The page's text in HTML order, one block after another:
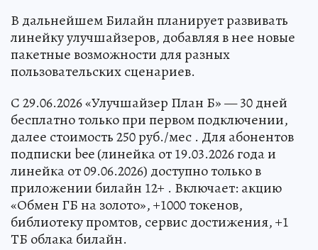
В дальнейшем Билайн планирует развивать
линейку улучшайзеров, добавляя в нее новые
пакетные возможности для разных
пользовательских сценариев.
С 29.06.2026 «Улучшайзер План Б» — 30 дней
бесплатно только при первом подключении,
далее стоимость 250 руб./мес . Для абонентов
подписки bee (линейка от 19.03.2026 года и
линейка от 09.06.2026) доступно только в
приложении билайн 12+ . Включает: акцию
«Обмен ГБ на золото», +1000 токенов,
библиотеку промтов, сервис достижения, +1
ТБ облака билайн.